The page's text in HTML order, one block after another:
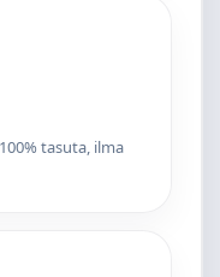
tasuta, ilma